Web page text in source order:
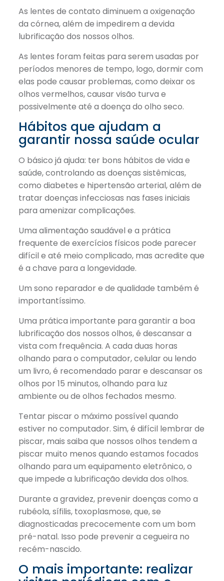
As lentes de contato diminuem a oxigenação
da córnea, além de impedirem a devida
lubrificação dos nossos olhos.
As lentes foram feitas para serem usadas por
períodos menores de tempo, logo, dormir com
elas pode causar problemas, como deixar os
olhos vermelhos, causar visão turva e
possivelmente até a doença do olho seco.
Hábitos que ajudam a
garantir nossa saúde ocular
O básico já ajuda: ter bons hábitos de vida e
saúde, controlando as doenças sistêmicas,
como diabetes e hipertensão arterial, além de
tratar doenças infecciosas nas fases iniciais
para amenizar complicações.
Uma alimentação saudável e a prática
frequente de exercícios físicos pode parecer
difícil e até meio complicado, mas acredite que
é a chave para a longevidade.
Um sono reparador e de qualidade também é
importantíssimo.
Uma prática importante para garantir a boa
lubrificação dos nossos olhos, é descansar a
vista com frequência. A cada duas horas
olhando para o computador, celular ou lendo
um livro, é recomendado parar e descansar os
olhos por 15 minutos, olhando para luz
ambiente ou de olhos fechados mesmo.
Tentar piscar o máximo possível quando
estiver no computador. Sim, é difícil lembrar de
piscar, mais saiba que nossos olhos tendem a
piscar muito menos quando estamos focados
olhando para um equipamento eletrônico, o
que impede a lubrificação devida dos olhos.
Durante a gravidez, prevenir doenças como a
rubéola, sífilis, toxoplasmose, que, se
diagnosticadas precocemente com um bom
pré-natal. Isso pode prevenir a cegueira no
recém-nascido.
O mais importante: realizar